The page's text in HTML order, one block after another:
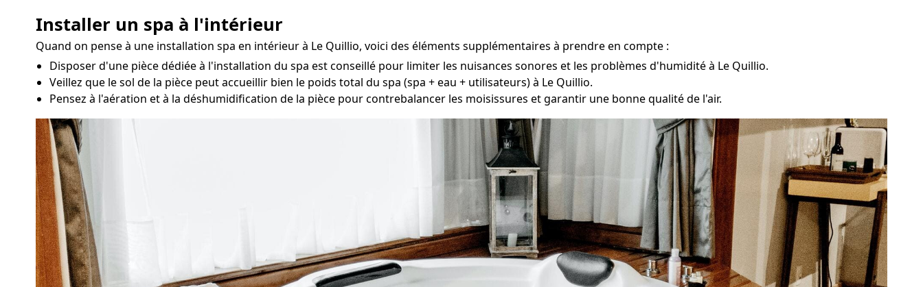
Installer un spa à l'intérieur
Quand on pense à une installation spa en intérieur à Le Quillio, voici des éléments supplémentaires à prendre en compte :
Disposer d'une pièce dédiée à l'installation du spa est conseillé pour limiter les nuisances sonores et les problèmes d'humidité à Le Quillio.
Veillez que le sol de la pièce peut accueillir bien le poids total du spa (spa + eau + utilisateurs) à Le Quillio.
Pensez à l'aération et à la déshumidification de la pièce pour contrebalancer les moisissures et garantir une bonne qualité de l'air.